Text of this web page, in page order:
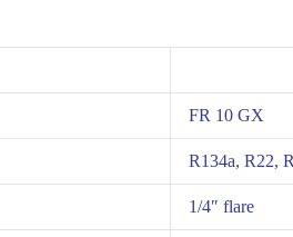
FR 10 GX
R134a, R22,
1/4″ flare